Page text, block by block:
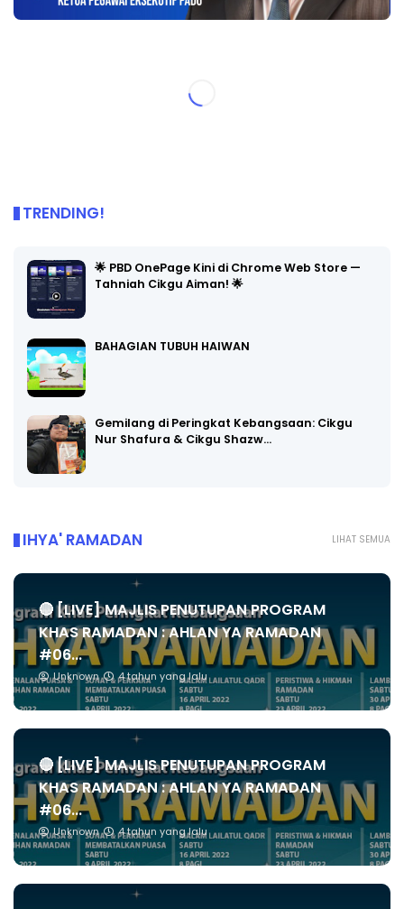
TRENDING!
🌟 PBD OnePage Kini di Chrome Web Store —
Tahniah Cikgu Aiman! 🌟
BAHAGIAN TUBUH HAIWAN
Gemilang di Peringkat Kebangsaan: Cikgu
Nur Shafura & Cikgu Shazw…
LIHAT SEMUA
IHYA' RAMADAN
🔴 [LIVE] MAJLIS PENUTUPAN PROGRAM
KHAS RAMADAN : AHLAN YA RAMADAN
#06...
Unknown 4 tahun yang lalu
🔴 [LIVE] MAJLIS PENUTUPAN PROGRAM
KHAS RAMADAN : AHLAN YA RAMADAN
#06...
Unknown 4 tahun yang lalu